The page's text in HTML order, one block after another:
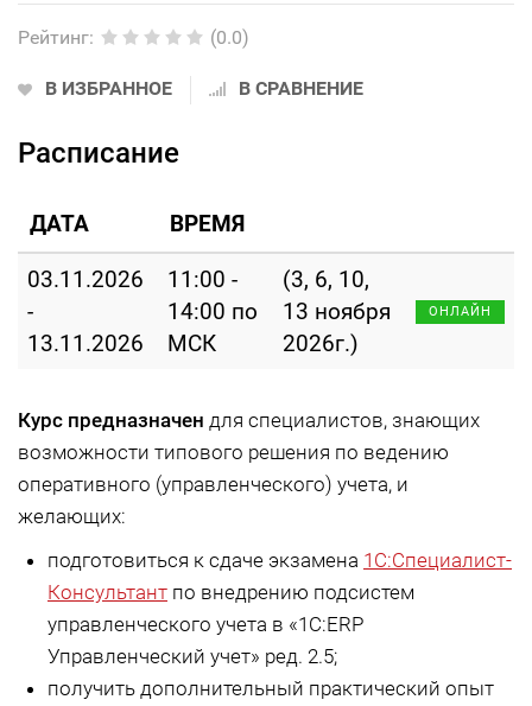
Рейтинг: (0.0)
В ИЗБРАННОЕ В СРАВНЕНИЕ
Расписание
ДАТА ВРЕМЯ
03.11.2026
-
13.11.2026
11:00 -
14:00 по
МСК
(3, 6, 10,
13 ноября
2026г.)
ОНЛАЙН
Курс предназначен для специалистов, знающих
возможности типового решения по ведению
оперативного (управленческого) учета, и
желающих:
подготовиться к сдаче экзамена 1С:Специалист-
Консультант по внедрению подсистем
управленческого учета в «1С:ERP
Управленческий учет» ред. 2.5;
получить дополнительный практический опыт